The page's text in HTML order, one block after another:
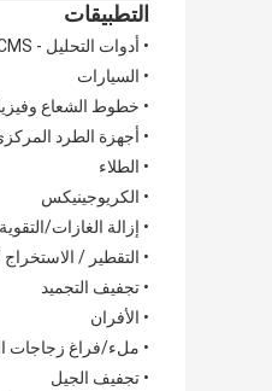
التطبيقات
• أدوات التحليل - LCMS
• السيارات
• خطوط الشعاع
• أجهزة الطرد
• الطلاء
• الكريوجينيكس
• إزالة الغازات/
• التقطير /
• تجفيف التجميد
• الأفران
• ملء/فراغ زجاجات
• تجفيف الجيل